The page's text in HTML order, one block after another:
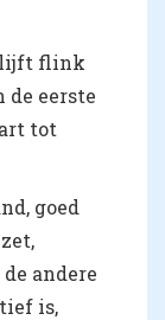
flink
de eerste
tot
goed
andere
is,